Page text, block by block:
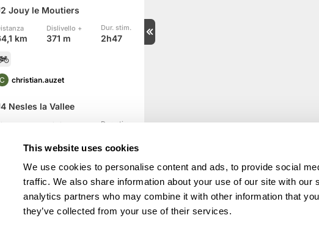
This website uses cookies
We use cookies to personalise content and ads, to provide social
traffic. We also share information about your use of our site with our
analytics partners who may combine it with other information that
they’ve collected from your use of their services.
Jouy le Moutiers
km
Dislivello +
371 m
Dur. stim.
2h47
C christian.auzet
Nesles la Vallee
Distanza Dislivello + Dur. stim.
christian.auzet